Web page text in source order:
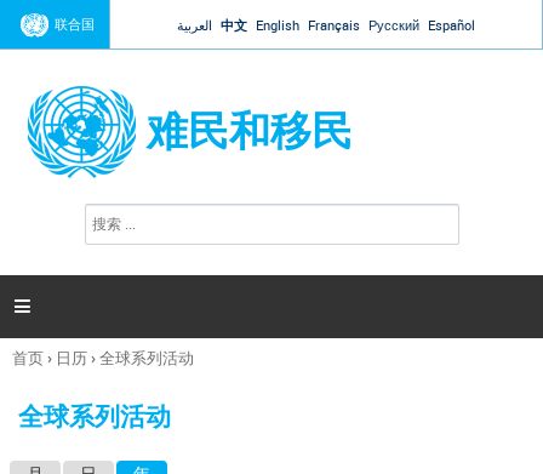
Jump to navigation
联合国 العربية 中文 English Français Русский Español
难民和移民
搜
索

你
这
首页› 日历›全球系列活动
全球系列活动